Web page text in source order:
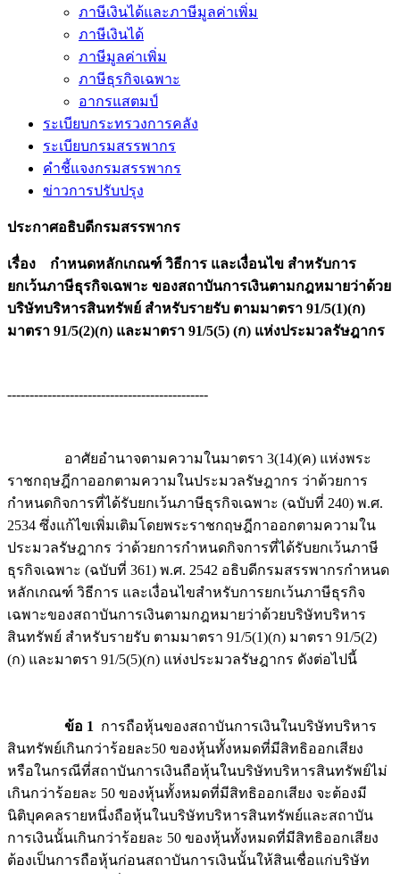
ภาษีเงินได้และภาษีมูลค่าเพิ่ม
ภาษีเงินได้
ภาษีมูลค่าเพิ่ม
ภาษีธุรกิจเฉพาะ
อากรแสตมป์
ระเบียบกระทรวงการคลัง
ระเบียบกรมสรรพากร
คำชี้แจงกรมสรรพากร
ข่าวการปรับปรุง
ประกาศอธิบดีกรมสรรพากร
เรื่อง กำหนดหลักเกณฑ์ วิธีการ และเงื่อนไข สำหรับการ
ยกเว้นภาษีธุรกิจเฉพาะ ของสถาบันการเงินตามกฎหมายว่าด้วย
บริษัทบริหารสินทรัพย์ สำหรับรายรับ ตามมาตรา 91/5(1)(ก)
มาตรา 91/5(2)(ก) และมาตรา 91/5(5) (ก) แห่งประมวลรัษฎากร
---------------------------------------------
อาศัยอำนาจตามความในมาตรา 3(14)(ค) แห่งพระ
ราชกฤษฎีกาออกตามความในประมวลรัษฎากร ว่าด้วยการ
กำหนดกิจการที่ได้รับยกเว้นภาษีธุรกิจเฉพาะ (ฉบับที่ 240) พ.ศ.
2534 ซึ่งแก้ไขเพิ่มเติมโดยพระราชกฤษฎีกาออกตามความใน
ประมวลรัษฎากร ว่าด้วยการกำหนดกิจการที่ได้รับยกเว้นภาษี
ธุรกิจเฉพาะ (ฉบับที่ 361) พ.ศ. 2542 อธิบดีกรมสรรพากรกำหนด
หลักเกณฑ์ วิธีการ และเงื่อนไขสำหรับการยกเว้นภาษีธุรกิจ
เฉพาะของสถาบันการเงินตามกฎหมายว่าด้วยบริษัทบริหาร
สินทรัพย์ สำหรับรายรับ ตามมาตรา 91/5(1)(ก) มาตรา 91/5(2)
(ก) และมาตรา 91/5(5)(ก) แห่งประมวลรัษฎากร ดังต่อไปนี้
ข้อ 1
การถือหุ้นของสถาบันการเงินในบริษัทบริหาร
สินทรัพย์เกินกว่าร้อยละ50 ของหุ้นทั้งหมดที่มีสิทธิออกเสียง
หรือในกรณีที่สถาบันการเงินถือหุ้นในบริษัทบริหารสินทรัพย์ไม่
เกินกว่าร้อยละ 50 ของหุ้นทั้งหมดที่มีสิทธิออกเสียง จะต้องมี
นิติบุคคลรายหนึ่งถือหุ้นในบริษัทบริหารสินทรัพย์และสถาบัน
การเงินนั้นเกินกว่าร้อยละ 50 ของหุ้นทั้งหมดที่มีสิทธิออกเสียง
ต้องเป็นการถือหุ้นก่อนสถาบันการเงินนั้นให้สินเชื่อแก่บริษัท